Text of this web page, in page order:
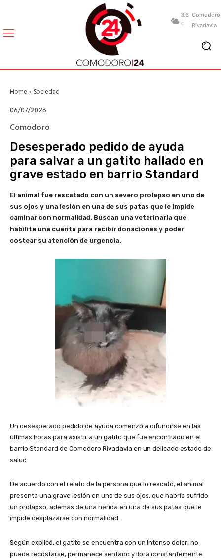
3.6
C
Comodoro
Rivadavia
Home Sociedad
06/07/2026
Comodoro
Desesperado pedido de ayuda
para salvar a un gatito hallado en
grave estado en barrio Standard
El animal fue rescatado con un severo prolapso en uno de
sus ojos y una lesión en una de sus patas que le impide
caminar con normalidad. Buscan una veterinaria que
habilite una cuenta para recibir donaciones y poder
costear su atención de urgencia.
Un desesperado pedido de ayuda comenzó a difundirse en las
últimas horas para asistir a un gatito que fue encontrado en el
barrio Standard de Comodoro Rivadavia en un delicado estado de
salud.
De acuerdo con el relato de la persona que lo rescató, el animal
presenta una grave lesión en uno de sus ojos, que habría sufrido
un prolapso, además de una herida en una de sus patas que le
impide desplazarse con normalidad.
Según explicó, el gatito se encuentra con un intenso dolor: no
puede recostarse, permanece sentado y llora constantemente